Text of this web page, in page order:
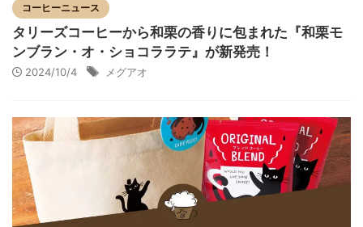
コーヒーニュース
タリーズコーヒーから和栗の香りに包まれた『和栗モ
ンブラン・オ・ショコララテ』が新発売！
2024/10/4 メグアオ